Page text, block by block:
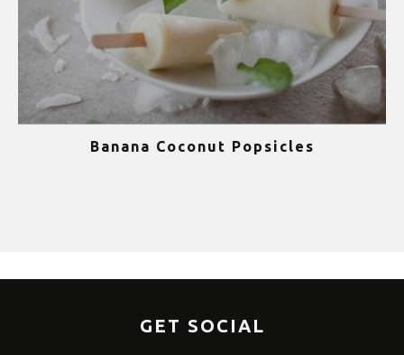
Banana Coconut Popsicles
GET SOCIAL